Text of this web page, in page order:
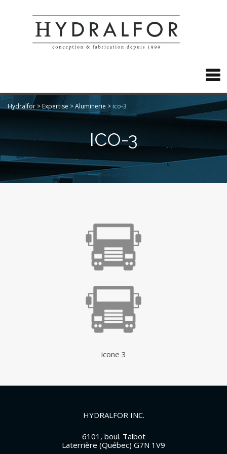

Hydralfor >Expertise >Aluminerie > ico-3
ICO-3
icone 3
HYDRALFOR INC.
6101, boul. Talbot
Laterrière (Québec) G7N 1V9